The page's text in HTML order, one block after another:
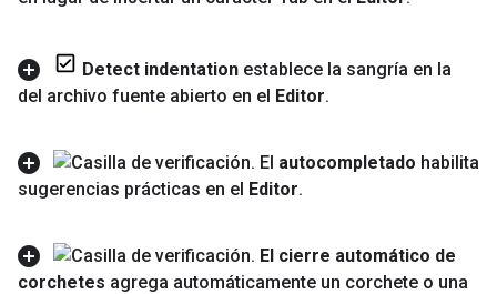
Detect indentation establece la sangría en la
del archivo fuente abierto en el Editor.
El autocompletado habilita
sugerencias prácticas en el Editor.
El cierre automático de
corchetes agrega automáticamente un corchete o una